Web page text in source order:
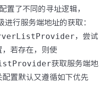
置了不同的寻址逻辑，
行服务端地址的获取：
，尝试
，若存在，则使
获取服务端地
配置默认又遵循如下优先